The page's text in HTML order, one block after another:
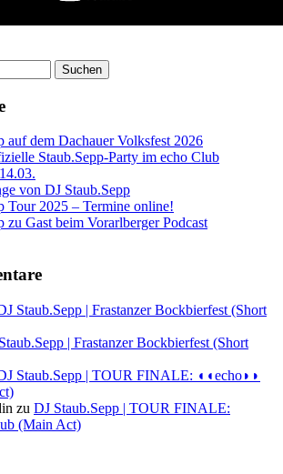
auf dem Dachauer Volksfest 2026
Staub.Sepp-Party im echo Club
von DJ Staub.Sepp
Tour 2025 – Termine online!
zu Gast beim Vorarlberger Podcast
Staub.Sepp | Frastanzer Bockbierfest (Short
| Frastanzer Bockbierfest (Short
Staub.Sepp | TOUR FINALE: ◖◖echo◗◗
zu DJ Staub.Sepp | TOUR FINALE:
(Main Act)